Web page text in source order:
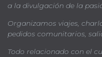
a la divulgación de la
Organizamos viajes,
pedidos comunitarios,
Todo relacionado con el